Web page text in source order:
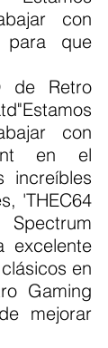
con
para que
de Retro
con
en el
increíbles
'THEC64
excelente
en
Gaming
mejorar